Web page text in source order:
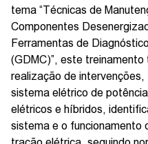
tema “Técnicas de
Componentes
Ferramentas de
(GDMC)”, este
realização de
sistema elétrico de
elétricos e híbridos,
sistema e o funcionamento